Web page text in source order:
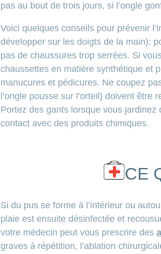
pas au bout de trois jours, si l’ongle
Voici quelques conseils pour prévenir
développer sur les doigts de la main):
pas de chaussures trop serrées. Si
chaussettes en matière synthétique et
manucures et pédicures. Ne coupez
l’ongle pousse sur l’orteil) doivent être
Portez des gants lorsque vous
contact avec des produits chimiques.
CE
Si du pus se forme à l’intérieur ou
plaie est ensuite désinfectée et
votre médecin peut vous prescrire des
graves à répétition, l’ablation